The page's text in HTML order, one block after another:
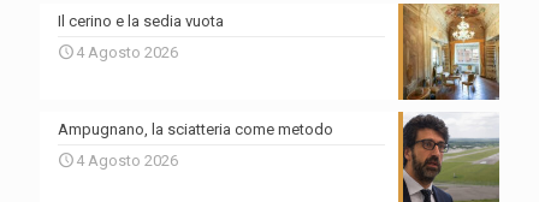
Il cerino e la sedia vuota
4 Agosto 2026
Ampugnano, la sciatteria come metodo
4 Agosto 2026